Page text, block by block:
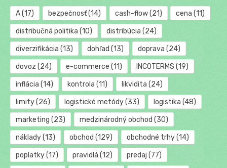
A(17) bezpečnosť(14) cash-flow(21) cena (11)
distribučná politika (10) distribúcia (24)
diverzifikácia (13) dohľad (13) doprava (24)
dovoz (24) e-commerce (11) INCOTERMS (19)
inflácia (14) kontrola (11) likvidita (24)
limity(26) logistické metódy(33) logistika (48)
marketing (23) medzinárodný obchod (30)
náklady(13) obchod (129) obchodné trhy(14)
poplatky(17) pravidlá (12) predaj (77)